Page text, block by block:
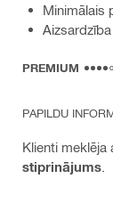
Minimālais
PREMIUM
PAPILDU
Klienti meklēja
stiprinājums